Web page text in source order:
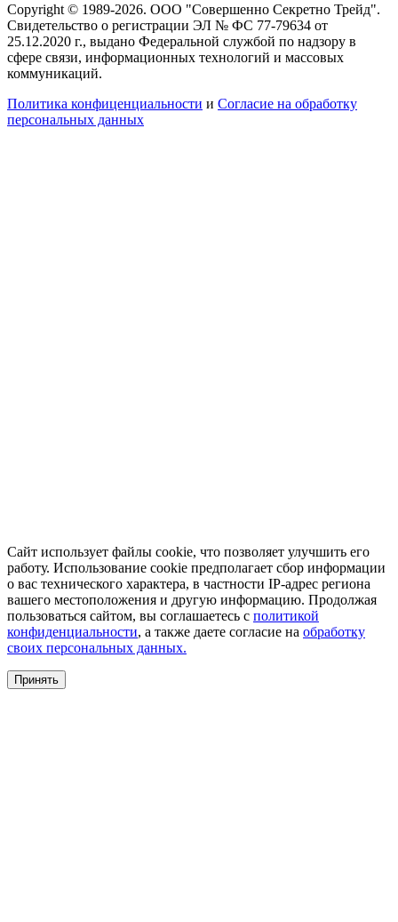
Copyright © 1989-2026. ООО "Совершенно Секретно Трейд".
Свидетельство о регистрации ЭЛ № ФС 77-79634 от
25.12.2020 г., выдано Федеральной службой по надзору в
сфере связи, информационных технологий и массовых
коммуникаций.
Политика конфиценциальности и Согласие на обработку
персональных данных
Сайт использует файлы cookie, что позволяет улучшить его
работу. Использование cookie предполагает сбор информации
о вас технического характера, в частности IP-адрес региона
вашего местоположения и другую информацию. Продолжая
пользоваться сайтом, вы соглашаетесь с политикой
конфиденциальности, а также даете согласие на обработку
своих персональных данных.
Принять